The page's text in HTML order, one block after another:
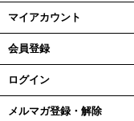
マイアカウント
会員登録
ログイン
メルマガ登録・解除